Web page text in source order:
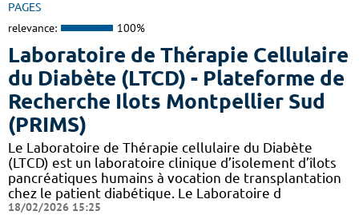
PAGES
relevance: 100%
Laboratoire de Thérapie Cellulaire
du Diabète (LTCD) - Plateforme de
Recherche Ilots Montpellier Sud
(PRIMS)
Le Laboratoire de Thérapie cellulaire du Diabète
(LTCD) est un laboratoire clinique d’isolement d’îlots
pancréatiques humains à vocation de transplantation
chez le patient diabétique. Le Laboratoire d
18/02/2026 15:25